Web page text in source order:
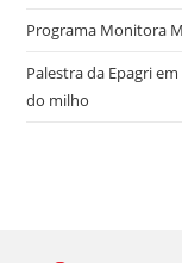
Programa Monitora
Palestra da Epagri
do milho